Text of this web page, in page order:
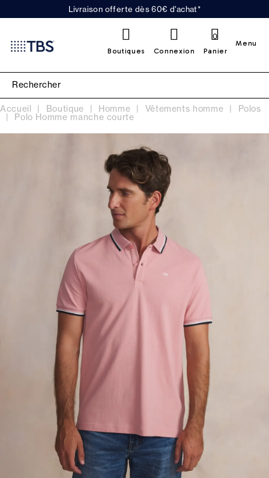
Livraison offerte dès 60€ d'achat*
Boutiques Connexion Panier
0
Menu
Accueil Boutique Homme Vêtements homme Polos
Polo Homme manche courte